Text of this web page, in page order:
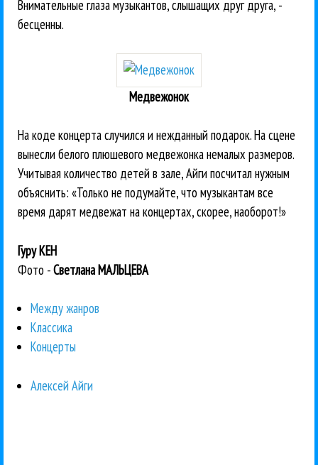
Внимательные глаза музыкантов, слышащих друг друга, -
бесценны.
Медвежонок
На коде концерта случился и нежданный подарок. На сцене
вынесли белого плюшевого медвежонка немалых размеров.
Учитывая количество детей в зале, Айги посчитал нужным
объяснить: «Только не подумайте, что музыкантам все
время дарят медвежат на концертах, скорее, наоборот!»
Гуру КЕН
Фото -Светлана МАЛЬЦЕВА
Между жанров
Классика
Концерты
Алексей Айги